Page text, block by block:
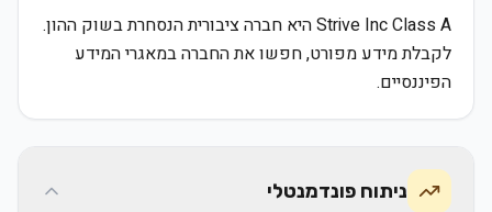
Strive Inc Class A היא חברה ציבורית הנסחרת בשוק ההון.
לקבלת מידע מפורט, חפשו את החברה במאגרי המידע
הפיננסיים.
ניתוח פונדמנטלי